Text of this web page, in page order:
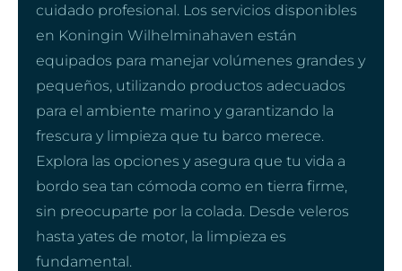
cuidado profesional. Los servicios disponibles
en Koningin Wilhelminahaven están
equipados para manejar volúmenes grandes y
pequeños, utilizando productos adecuados
para el ambiente marino y garantizando la
frescura y limpieza que tu barco merece.
Explora las opciones y asegura que tu vida a
bordo sea tan cómoda como en tierra firme,
sin preocuparte por la colada. Desde veleros
hasta yates de motor, la limpieza es
fundamental.